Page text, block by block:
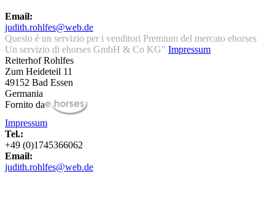
Email:
judith.rohlfes@web.de
Questo è un servizio per i venditori Premium del mercato ehorses
Un servizio di ehorses GmbH & Co KG" Impressum
Reiterhof Rohlfes
Zum Heideteil 11
49152 Bad Essen
Germania
Fornito da
Impressum
Tel.:
+49 (0)1745366062
Email:
judith.rohlfes@web.de